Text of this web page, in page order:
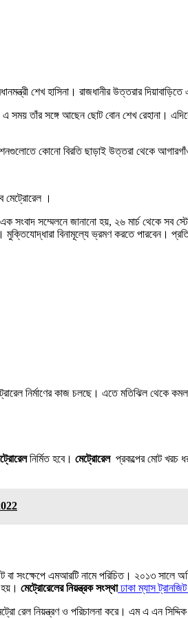
শেখ হাসিনা। রাজধানীর উত্তরার
সঙ্গে আছেন ছোট বোন শেখ রেহানা। এদিকে
কোনো বিরতি ছাড়াই উত্তরা থেকে
মেট্রোরেল ।
সম্মেলনে জানানো হয়, ২৬ মার্চ থেকে সব
বিনামূল্যে ভ্রমণ করতে পারবেন।
নির্মাণের কাজ চলছে। এতে মতিঝিল থেকে
নির্মিত হবে। মেট্রোরেলপ্রকল্পের মোট খরচ
বা সংক্ষেপে এমআরটি নামে পরিচিত। ২০১৩
মেট্রোরেলের নিয়ন্ত্রক সংস্থাঢাকা ম্যাস
রেল নিয়ন্ত্রণ ও পরিচালনা করে। এম এ এন